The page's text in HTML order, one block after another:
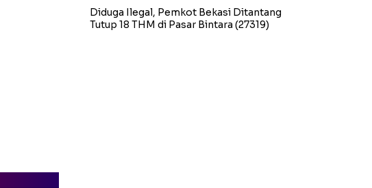
Diduga Ilegal, Pemkot Bekasi Ditantang
Tutup 18 THM di Pasar Bintara (27319)